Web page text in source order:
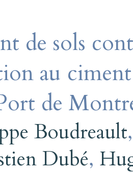
de sols
au
de
Boudreault
Dubé,